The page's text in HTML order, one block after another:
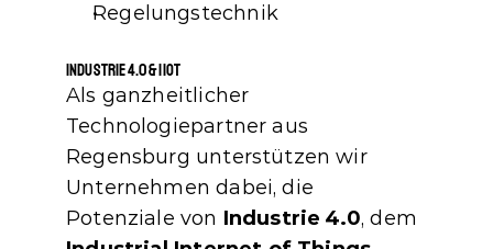
Regelungstechnik
Industrie 4.0 & IIoT
Als ganzheitlicher
Technologiepartner aus
Regensburg unterstützen wir
Unternehmen dabei, die
Potenziale von Industrie 4.0